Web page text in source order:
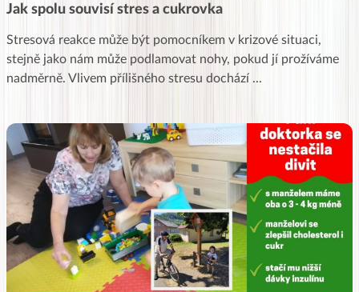
Jak spolu souvisí stres a cukrovka
Stresová reakce může být pomocníkem v krizové situaci,
stejně jako nám může podlamovat nohy, pokud jí prožíváme
nadměrně. Vlivem přílišného stresu dochází ...